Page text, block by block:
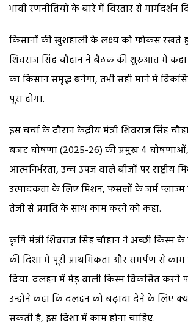
भावी रणनीतियों के बारे में विस्तार से मार्गदर्शन
किसानों की खुशहाली के लक्ष्य को फोकस रखते
शिवराज सिंह चौहान ने बैठक की शुरुआत में
का किसान समृद्ध बनेगा, तभी सही माने में
पूरा होगा.
इस चर्चा के दौरान केंद्रीय मंत्री शिवराज सिंह
बजट घोषणा (2025-26) की प्रमुख 4
आत्मनिर्भरता, उच्च उपज वाले बीजों पर राष्ट्रीय
उत्पादकता के लिए मिशन, फसलों के जर्म
तेजी से प्रगति के साथ काम करने को कहा.
कृषि मंत्री शिवराज सिंह चौहान ने अच्छी किस्म
की दिशा में पूरी प्राथमिकता और समर्पण से काम
दिया. दलहन में मेंड़ वाली किस्म विकसित करने
उन्होंने कहा कि दलहन को बढ़ावा देने के लिए
सकती है, इस दिशा में काम होना चाहिए.